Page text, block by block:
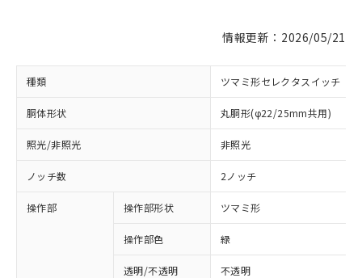
情報更新：2026/05/21
種類 ツマミ形セレクタスイッチ
胴体形状 丸胴形(φ22/25mm共用)
照光/非照光 非照光
ノッチ数 2ノッチ
操作部 操作部形状 ツマミ形
操作部色 緑
透明/不透明 不透明